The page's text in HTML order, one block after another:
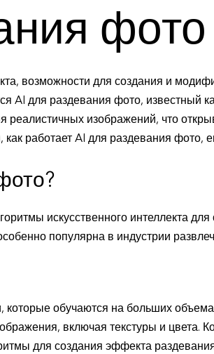
возможности для создания и
AI для раздевания фото, известный
реалистичных изображений, что
работает AI для раздевания фото,
искусственного интеллекта
популярна в индустрии
обучаются на больших
включая текстуры и цвета.
для создания эффекта